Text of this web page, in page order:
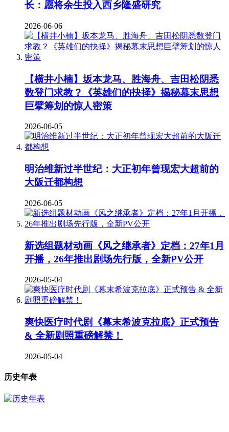
长：愿将余生投入西乡隆盛研究
2026-06-06
【横井小楠】坂本龙马、胜海舟、吉田松阴悉
数登门求教？《英雄们的抉择》揭秘幕末思想
巨擘筹划的惊人密策
2026-06-05
明治维新过半世纪：大正初年曾现宏大超前的
大阪迁都构想
2026-06-05
新选组题材动画《风之继承者》定档：27年1月
开播，26年推出剧场先行版，全新PV公开
2026-05-04
爽快医疗时代剧《幕末希波克拉底》正式预告
& 全新剧照重磅解禁！
2026-05-04
历史年表